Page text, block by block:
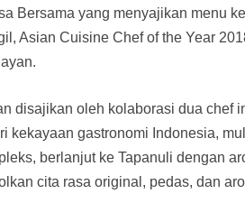
Bersama yang menyajikan menu
Asian Cuisine Chef of the Year
disajikan oleh kolaborasi dua chef
kekayaan gastronomi Indonesia,
berlanjut ke Tapanuli dengan
cita rasa original, pedas, dan